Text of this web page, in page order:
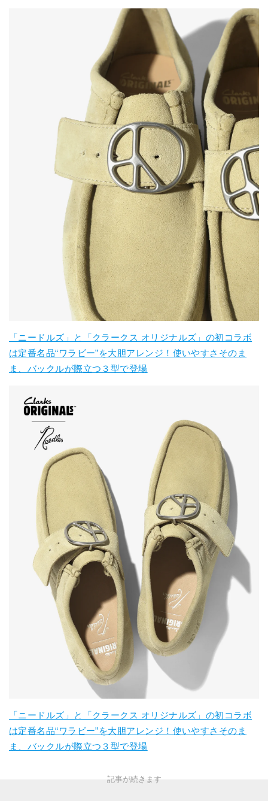
「ニードルズ」と「クラークス オリジナルズ」の初コラボ
は定番名品“ワラビー”を大胆アレンジ！使いやすさそのま
ま、バックルが際立つ３型で登場
「ニードルズ」と「クラークス オリジナルズ」の初コラボ
は定番名品“ワラビー”を大胆アレンジ！使いやすさそのま
ま、バックルが際立つ３型で登場